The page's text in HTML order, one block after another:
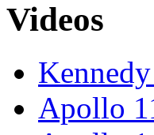
Videos
Apollo